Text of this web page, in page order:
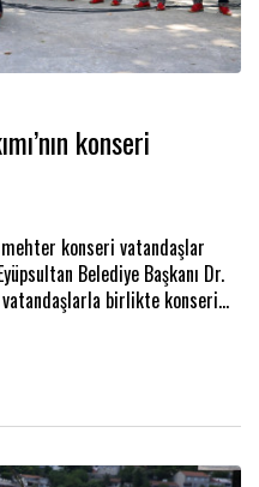
konseri
mehter konseri vatandaşlar
Belediye Başkanı Dr.
birlikte konseri